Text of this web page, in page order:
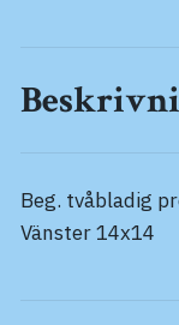
Beg. tvåbladig
Vänster 14x14